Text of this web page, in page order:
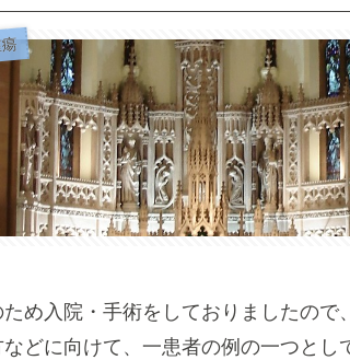
め入院・手術をしておりましたので
どに向けて、一患者の例の一つとし